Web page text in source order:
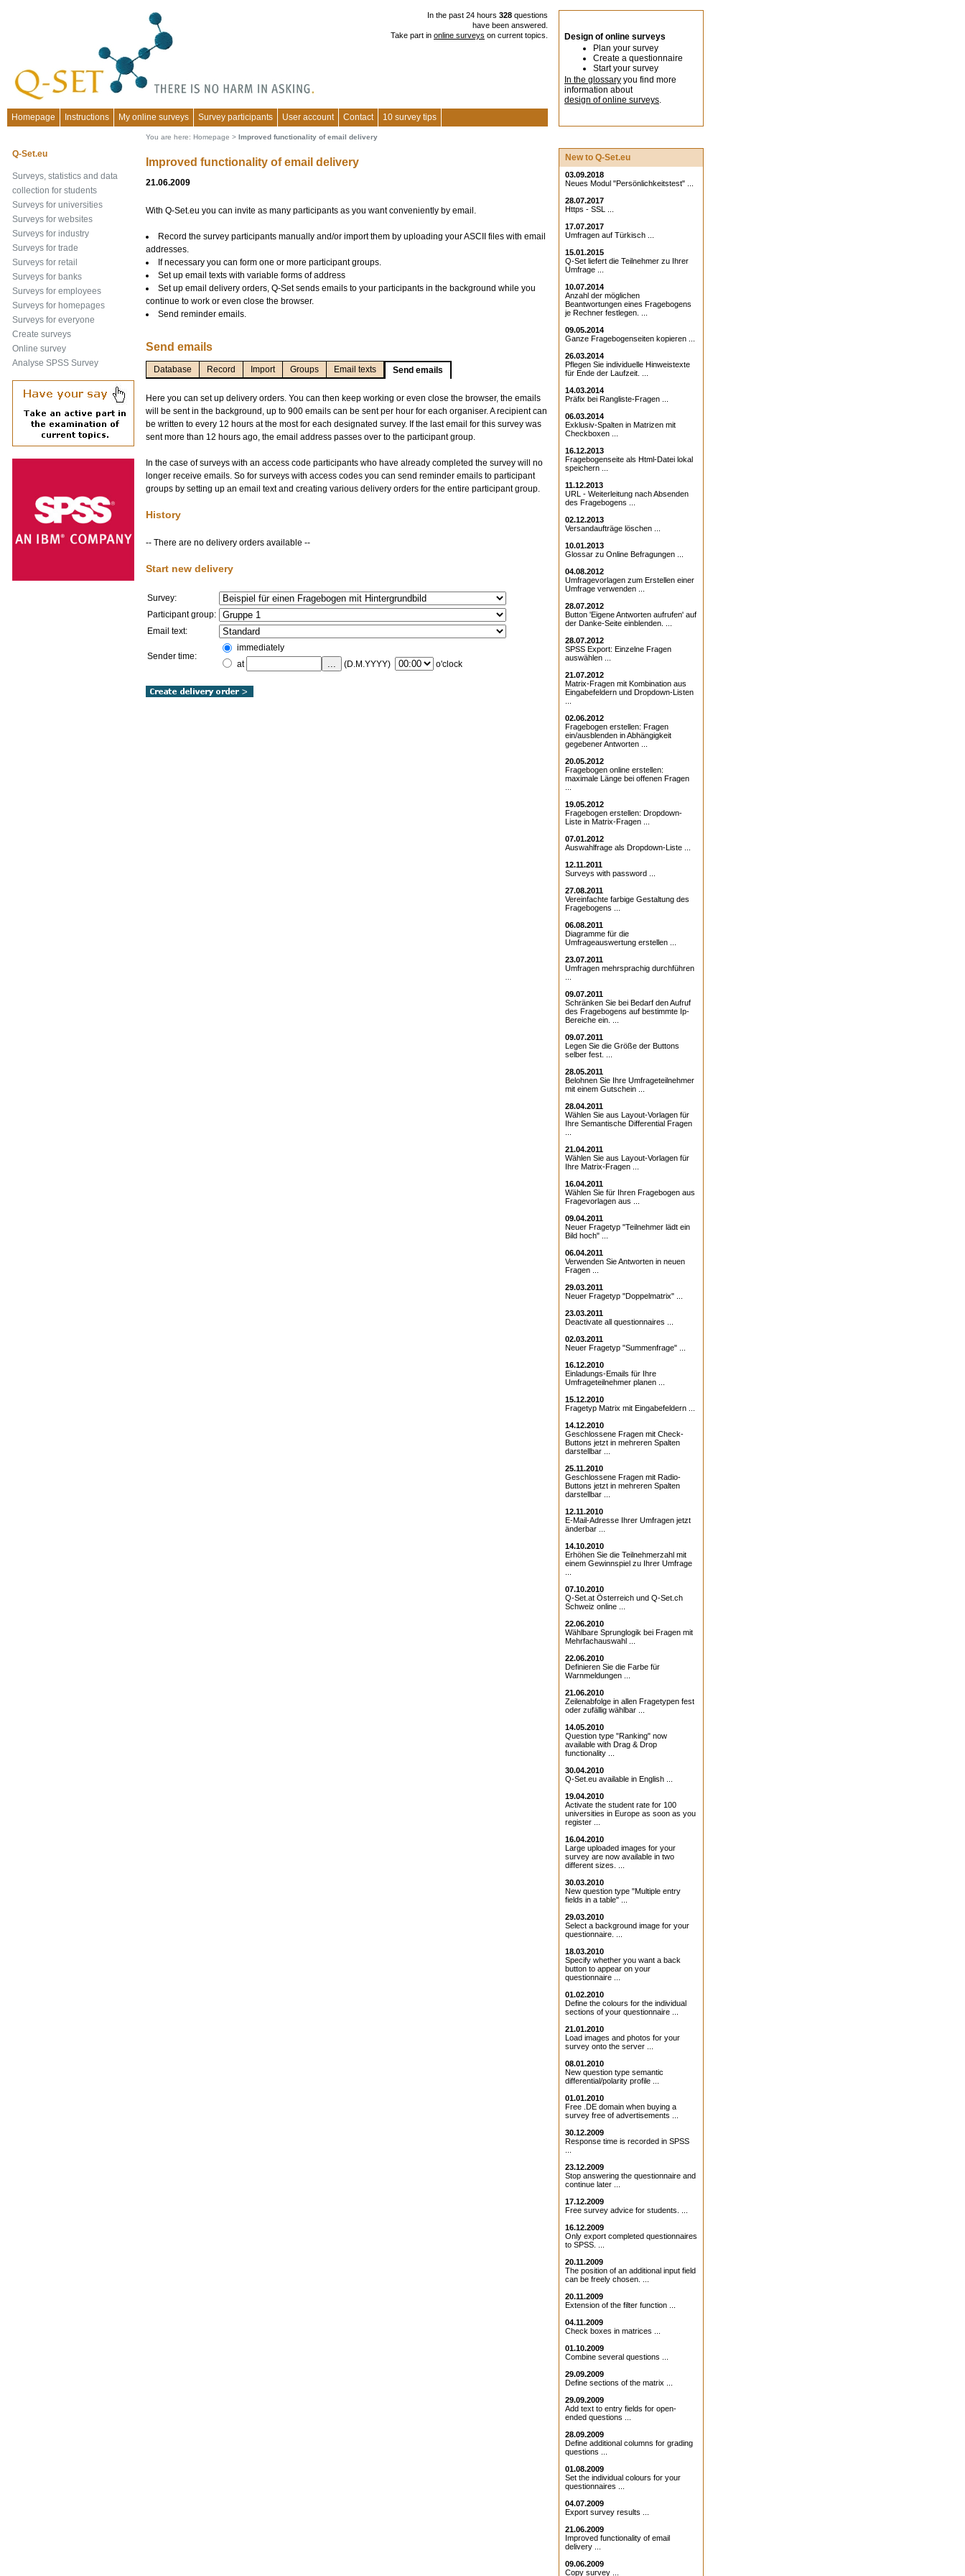
In the past 24 hours 328 questions
have been answered.
Take part in online surveys on current topics.
Design of online surveys
Plan your survey
Create a questionnaire
Start your survey
In the glossary you find more
information about
design of online surveys.
Homepage
Instructions My online surveys Survey participants User account Contact 10 survey tips
You are here: Homepage > Improved functionality of email delivery
Improved functionality of email delivery
21.06.2009
With Q-Set.eu you can invite as many participants as you want conveniently by email.
Record the survey participants manually and/or import them by uploading your ASCII files with email
addresses.
If necessary you can form one or more participant groups.
Set up email texts with variable forms of address
Set up email delivery orders, Q-Set sends emails to your participants in the background while you
continue to work or even close the browser.
Send reminder emails.
Send emails
Database Record Import Groups Email texts Send emails
Here you can set up delivery orders. You can then keep working or even close the browser, the emails
will be sent in the background, up to 900 emails can be sent per hour for each organiser. A recipient can
be written to every 12 hours at the most for each designated survey. If the last email for this survey was
sent more than 12 hours ago, the email address passes over to the participant group.
In the case of surveys with an access code participants who have already completed the survey will no
longer receive emails. So for surveys with access codes you can send reminder emails to participant
groups by setting up an email text and creating various delivery orders for the entire participant group.
History
-- There are no delivery orders available --
Start new delivery
Survey:
Participant group:
Email text:
Sender time:
immediately
at
... (D.M.YYYY) o'clock
New to Q-Set.eu
03.09.2018
Neues Modul "Persönlichkeitstest" ...
28.07.2017
Https - SSL ...
17.07.2017
Umfragen auf Türkisch ...
15.01.2015
Q-Set liefert die Teilnehmer zu Ihrer
Umfrage ...
10.07.2014
Anzahl der möglichen
Beantwortungen eines Fragebogens
je Rechner festlegen. ...
09.05.2014
Ganze Fragebogenseiten kopieren ...
26.03.2014
Pflegen Sie individuelle Hinweistexte
für Ende der Laufzeit. ...
14.03.2014
Präfix bei Rangliste-Fragen ...
06.03.2014
Exklusiv-Spalten in Matrizen mit
Checkboxen ...
16.12.2013
Fragebogenseite als Html-Datei lokal
speichern ...
11.12.2013
URL - Weiterleitung nach Absenden
des Fragebogens ...
02.12.2013
Versandaufträge löschen ...
10.01.2013
Glossar zu Online Befragungen ...
04.08.2012
Umfragevorlagen zum Erstellen einer
Umfrage verwenden ...
28.07.2012
Button 'Eigene Antworten aufrufen' auf
der Danke-Seite einblenden. ...
28.07.2012
SPSS Export: Einzelne Fragen
auswählen ...
21.07.2012
Matrix-Fragen mit Kombination aus
Eingabefeldern und Dropdown-Listen
02.06.2012
Fragebogen erstellen: Fragen
ein/ausblenden in Abhängigkeit
gegebener Antworten ...
20.05.2012
Fragebogen online erstellen:
maximale Länge bei offenen Fragen
19.05.2012
Fragebogen erstellen: Dropdown-
Liste in Matrix-Fragen ...
07.01.2012
Auswahlfrage als Dropdown-Liste ...
12.11.2011
Surveys with password ...
27.08.2011
Vereinfachte farbige Gestaltung des
Fragebogens ...
06.08.2011
Diagramme für die
Umfrageauswertung erstellen ...
23.07.2011
Umfragen mehrsprachig durchführen
09.07.2011
Schränken Sie bei Bedarf den Aufruf
des Fragebogens auf bestimmte Ip-
Bereiche ein. ...
09.07.2011
Legen Sie die Größe der Buttons
selber fest. ...
28.05.2011
Belohnen Sie Ihre Umfrageteilnehmer
mit einem Gutschein ...
28.04.2011
Wählen Sie aus Layout-Vorlagen für
Ihre Semantische Differential Fragen
21.04.2011
Wählen Sie aus Layout-Vorlagen für
Ihre Matrix-Fragen ...
16.04.2011
Wählen Sie für Ihren Fragebogen aus
Fragevorlagen aus ...
09.04.2011
Neuer Fragetyp "Teilnehmer lädt ein
Bild hoch" ...
06.04.2011
Verwenden Sie Antworten in neuen
Fragen ...
29.03.2011
Neuer Fragetyp "Doppelmatrix" ...
23.03.2011
Deactivate all questionnaires ...
02.03.2011
Neuer Fragetyp "Summenfrage" ...
16.12.2010
Einladungs-Emails für Ihre
Umfrageteilnehmer planen ...
15.12.2010
Fragetyp Matrix mit Eingabefeldern ...
14.12.2010
Geschlossene Fragen mit Check-
Buttons jetzt in mehreren Spalten
darstellbar ...
25.11.2010
Geschlossene Fragen mit Radio-
Buttons jetzt in mehreren Spalten
darstellbar ...
12.11.2010
E-Mail-Adresse Ihrer Umfragen jetzt
änderbar ...
14.10.2010
Erhöhen Sie die Teilnehmerzahl mit
einem Gewinnspiel zu Ihrer Umfrage
07.10.2010
Q-Set.at Österreich und Q-Set.ch
Schweiz online ...
22.06.2010
Wählbare Sprunglogik bei Fragen mit
Mehrfachauswahl ...
22.06.2010
Definieren Sie die Farbe für
Warnmeldungen ...
21.06.2010
Zeilenabfolge in allen Fragetypen fest
oder zufällig wählbar ...
14.05.2010
Question type "Ranking" now
available with Drag & Drop
functionality ...
30.04.2010
Q-Set.eu available in English ...
19.04.2010
Activate the student rate for 100
universities in Europe as soon as you
register ...
16.04.2010
Large uploaded images for your
survey are now available in two
different sizes. ...
30.03.2010
New question type "Multiple entry
fields in a table" ...
29.03.2010
Select a background image for your
questionnaire. ...
18.03.2010
Specify whether you want a back
button to appear on your
questionnaire ...
01.02.2010
Define the colours for the individual
sections of your questionnaire ...
21.01.2010
Load images and photos for your
survey onto the server ...
08.01.2010
New question type semantic
differential/polarity profile ...
01.01.2010
Free .DE domain when buying a
survey free of advertisements ...
30.12.2009
Response time is recorded in SPSS
23.12.2009
Stop answering the questionnaire and
continue later ...
17.12.2009
Free survey advice for students. ...
16.12.2009
Only export completed questionnaires
to SPSS. ...
20.11.2009
The position of an additional input field
can be freely chosen. ...
20.11.2009
Extension of the filter function ...
04.11.2009
Check boxes in matrices ...
01.10.2009
Combine several questions ...
29.09.2009
Define sections of the matrix ...
29.09.2009
Add text to entry fields for open-
ended questions ...
28.09.2009
Define additional columns for grading
questions ...
01.08.2009
Set the individual colours for your
questionnaires ...
04.07.2009
Export survey results ...
21.06.2009
Improved functionality of email
delivery ...
09.06.2009
Copy survey ...
Q-Set.eu
Surveys, statistics and data
collection for students
Surveys for universities
Surveys for websites
Surveys for industry
Surveys for trade
Surveys for retail
Surveys for banks
Surveys for employees
Surveys for homepages
Surveys for everyone
Create surveys
Online survey
Analyse SPSS Survey